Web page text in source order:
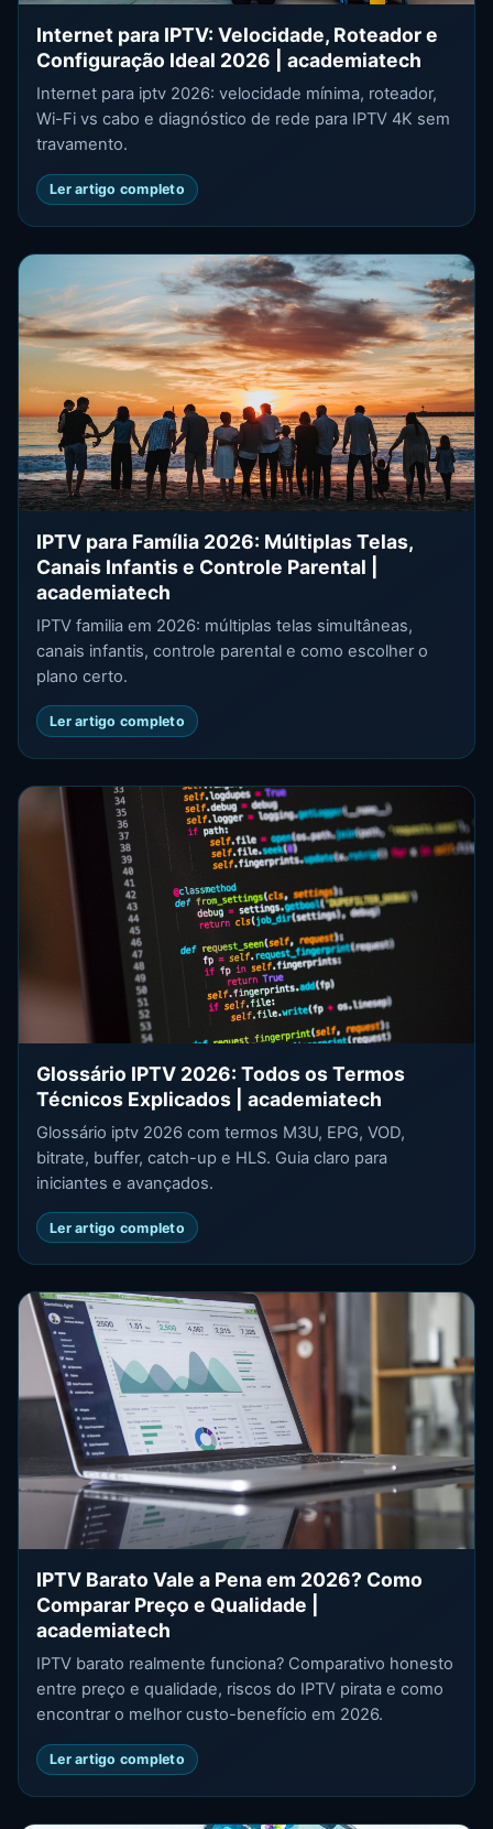
Internet para IPTV: Velocidade, Roteador e
Configuração Ideal 2026 | academiatech
Internet para iptv 2026: velocidade mínima, roteador,
Wi-Fi vs cabo e diagnóstico de rede para IPTV 4K sem
travamento.
Ler artigo completo
IPTV para Família 2026: Múltiplas Telas,
Canais Infantis e Controle Parental |
academiatech
IPTV familia em 2026: múltiplas telas simultâneas,
canais infantis, controle parental e como escolher o
plano certo.
Ler artigo completo
Glossário IPTV 2026: Todos os Termos
Técnicos Explicados | academiatech
Glossário iptv 2026 com termos M3U, EPG, VOD,
bitrate, buffer, catch-up e HLS. Guia claro para
iniciantes e avançados.
Ler artigo completo
IPTV Barato Vale a Pena em 2026? Como
Comparar Preço e Qualidade |
academiatech
IPTV barato realmente funciona? Comparativo honesto
entre preço e qualidade, riscos do IPTV pirata e como
encontrar o melhor custo-benefício em 2026.
Ler artigo completo